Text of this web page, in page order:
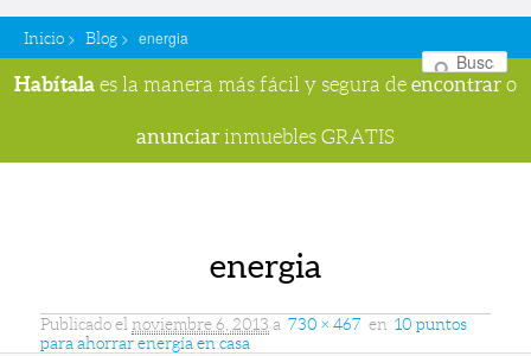
Inicio > Blog > energia
Habítala es la manera más fácil y segura de encontrar o
anunciar inmuebles GRATIS
energia
Publicado el noviembre 6, 2013 a 730 × 467 en 10 puntos
para ahorrar energía en casa